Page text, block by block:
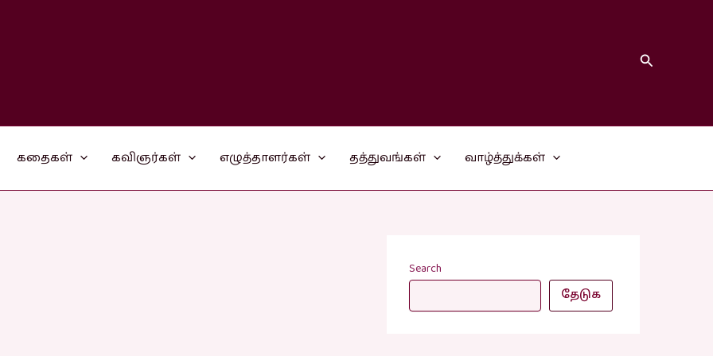
Search
கதைகள் கவிஞர்கள் எழுத்தாளர்கள் தத்துவங்கள் வாழ்த்துக்கள்
Search
தேடுக